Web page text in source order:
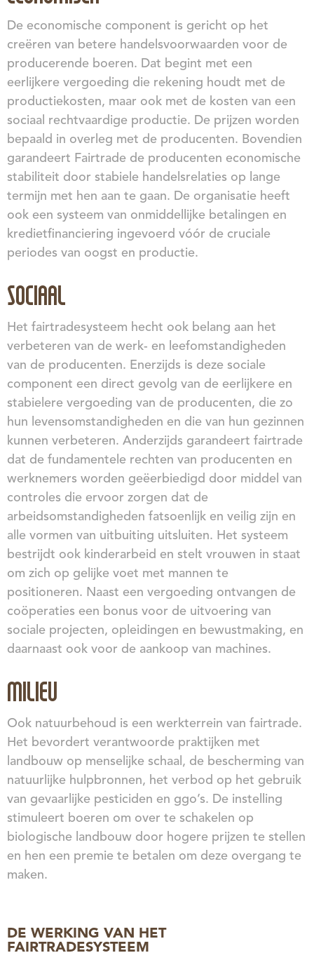
De economische component is gericht op het
creëren van betere handelsvoorwaarden voor de
producerende boeren. Dat begint met een
eerlijkere vergoeding die rekening houdt met de
productiekosten, maar ook met de kosten van een
sociaal rechtvaardige productie. De prijzen worden
bepaald in overleg met de producenten. Bovendien
garandeert Fairtrade de producenten economische
stabiliteit door stabiele handelsrelaties op lange
termijn met hen aan te gaan. De organisatie heeft
ook een systeem van onmiddellijke betalingen en
kredietfinanciering ingevoerd vóór de cruciale
periodes van oogst en productie.
SOCIAAL
Het fairtradesysteem hecht ook belang aan het
verbeteren van de werk- en leefomstandigheden
van de producenten. Enerzijds is deze sociale
component een direct gevolg van de eerlijkere en
stabielere vergoeding van de producenten, die zo
hun levensomstandigheden en die van hun gezinnen
kunnen verbeteren. Anderzijds garandeert fairtrade
dat de fundamentele rechten van producenten en
werknemers worden geëerbiedigd door middel van
controles die ervoor zorgen dat de
arbeidsomstandigheden fatsoenlijk en veilig zijn en
alle vormen van uitbuiting uitsluiten. Het systeem
bestrijdt ook kinderarbeid en stelt vrouwen in staat
om zich op gelijke voet met mannen te
positioneren. Naast een vergoeding ontvangen de
coöperaties een bonus voor de uitvoering van
sociale projecten, opleidingen en bewustmaking, en
daarnaast ook voor de aankoop van machines.
MILIEU
Ook natuurbehoud is een werkterrein van fairtrade.
Het bevordert verantwoorde praktijken met
landbouw op menselijke schaal, de bescherming van
natuurlijke hulpbronnen, het verbod op het gebruik
van gevaarlijke pesticiden en ggo’s. De instelling
stimuleert boeren om over te schakelen op
biologische landbouw door hogere prijzen te stellen
en hen een premie te betalen om deze overgang te
maken.
DE WERKING VAN HET
FAIRTRADESYSTEEM